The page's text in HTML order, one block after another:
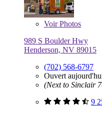
VoirPhotos
989 S Boulder Hwy
Henderson, NV 89015
(702) 568-6797
Ouvert
(Next to Sinclair
9